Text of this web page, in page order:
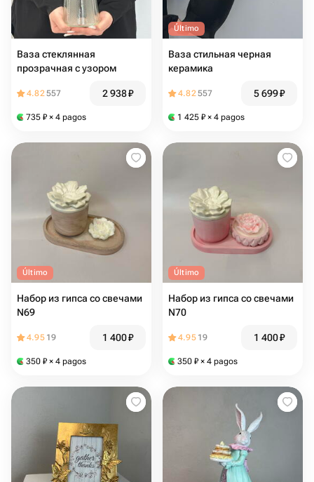
Ваза стеклянная
прозрачная с узором
4.82557 2 938₽
735 ₽ × 4 pagos
Último
Ваза стильная черная
керамика
4.82557 5 699₽
1 425 ₽ × 4 pagos
Último
Набор из гипса со свечами
N69
4.95 19 1 400₽
350 ₽ × 4 pagos
Último
Набор из гипса со свечами
N70
4.95 19 1 400₽
350 ₽ × 4 pagos